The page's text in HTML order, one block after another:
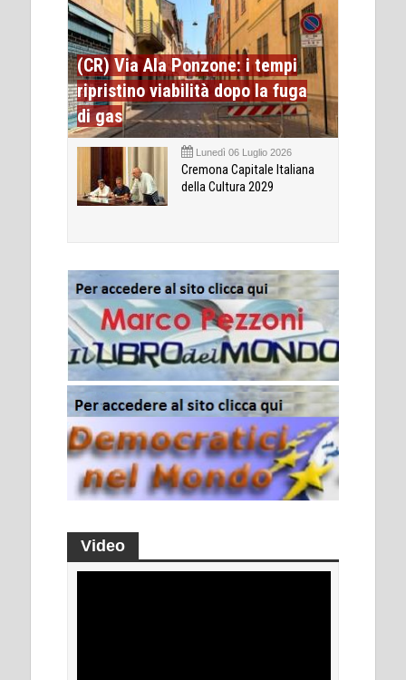
(CR) Via Ala Ponzone: i tempi
ripristino viabilità dopo la fuga
di gas
Lunedì 06 Luglio 2026
Cremona Capitale Italiana
della Cultura 2029
Video